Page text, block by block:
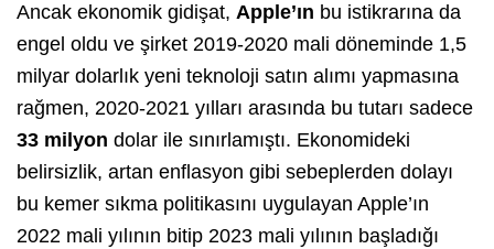
Ancak ekonomik gidişat, Apple’ın bu istikrarına da
engel oldu ve şirket 2019-2020 mali döneminde 1,5
milyar dolarlık yeni teknoloji satın alımı yapmasına
rağmen, 2020-2021 yılları arasında bu tutarı sadece
33 milyon dolar ile sınırlamıştı. Ekonomideki
belirsizlik, artan enflasyon gibi sebeplerden dolayı
bu kemer sıkma politikasını uygulayan Apple’ın
2022 mali yılının bitip 2023 mali yılının başladığı